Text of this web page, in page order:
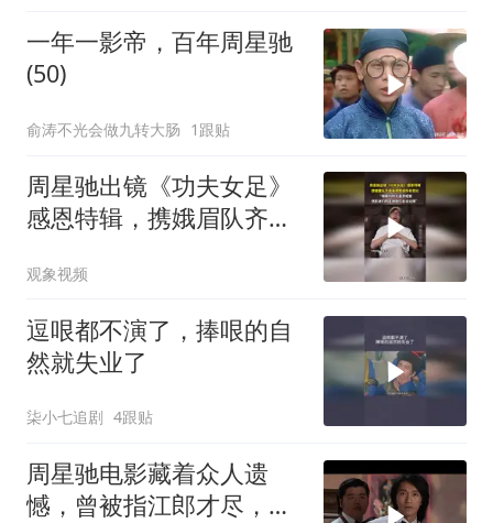
一年一影帝，百年周星驰
(50)
俞涛不光会做九转大肠 1跟贴
周星驰出镜《功夫女足》
感恩特辑，携娥眉队齐声
观象视频
逗哏都不演了，捧哏的自
然就失业了
柒小七追剧 4跟贴
周星驰电影藏着众人遗
憾，曾被指江郎才尽，背